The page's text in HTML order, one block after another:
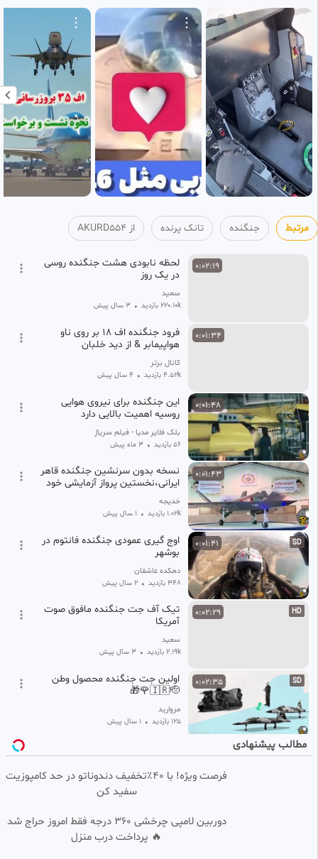
مرتبط جنگنده تانک پرنده از AKURD554
0:02:19
لحظه نابودی هشت جنگنده روسی
در یک روز
سعید
220.10k بازدید • 3 سال پیش
0:01:34
فرود جنگنده اف 18 بر روی ناو
هواپیمابر & از دید خلبان
کانال برتر
4.52k بازدید • 4 سال پیش
0:01:48
این جنگنده برای نیروی هوایی
روسیه اهمیت بالایی دارد
بلک فلایر مدیا - فیلم سریال کارتون
56 بازدید • 3 ماه پیش
0:01:43
نسخه بدون سرنشین جنگنده قاهر
ایرانی،نخستین پرواز آزمایشی خود
را انجام داد
خدیجه
1.02k بازدید • 1 سال پیش
SD
0:01:41
اوج گیری عمودی جنگنده فانتوم در
بوشهر
دهکده عاشقان
348 بازدید • 2 سال پیش
HD
0:02:29
تیک آف جت جنگنده مافوق صوت
آمریکا
سعید
2.19k بازدید • 3 سال پیش
SD
0:02:35
اولین جت جنگنده محصول وطن
🇮🇷🫡🌹🎁
مروارید
125 بازدید • 1 سال پیش
HD
ساخت ایران
مهسا
0:02:59
فیلم جنجالی ترین لحظه پرواز با
جنگنده قدرتمند میگ ۲۹ در
خدمت نیروی هوایی ایران
مطالب پیشنهادی
فرصت ویژه! با 40٪تخفیف دندوناتو در حد کامپوزیت
سفید کن
دوربین لامپی چرخشی 360 درجه فقط امروز حراج شد
🔥 پرداخت درب منزل